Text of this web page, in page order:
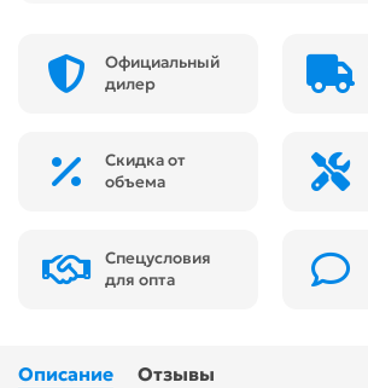
Официальный
дилер
Скидка от
объема
Спецусловия
для опта
Описание Отзывы